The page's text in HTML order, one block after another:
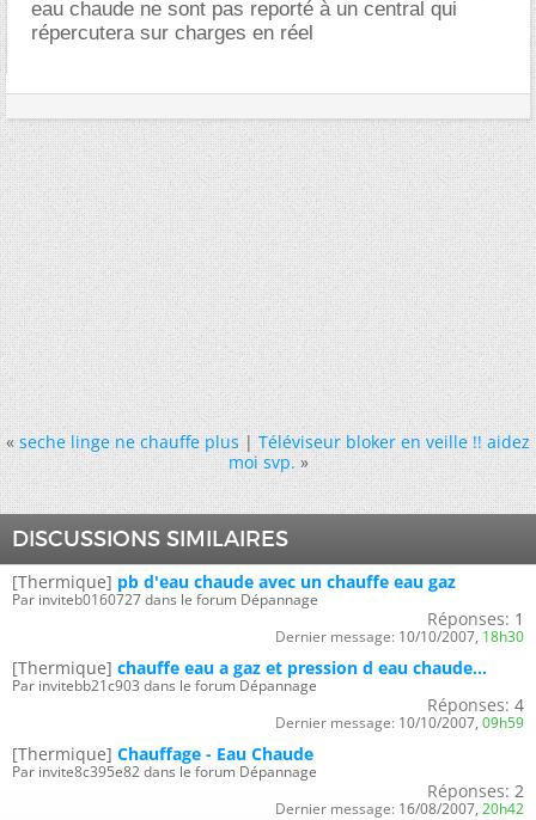
eau chaude ne sont pas reporté à un central qui
répercutera sur charges en réel
« seche linge ne chauffe plus|Téléviseur bloker en veille !! aidez
moi svp. »
DISCUSSIONS SIMILAIRES
[Thermique] pb d'eau chaude avec un chauffe eau gaz
Par inviteb0160727 dans le forum Dépannage
Réponses: 1
Dernier message: 10/10/2007, 18h30
[Thermique] chauffe eau a gaz et pression d eau chaude...
Par invitebb21c903 dans le forum Dépannage
Réponses: 4
Dernier message: 10/10/2007, 09h59
[Thermique] Chauffage - Eau Chaude
Par invite8c395e82 dans le forum Dépannage
Réponses: 2
Dernier message: 16/08/2007, 20h42